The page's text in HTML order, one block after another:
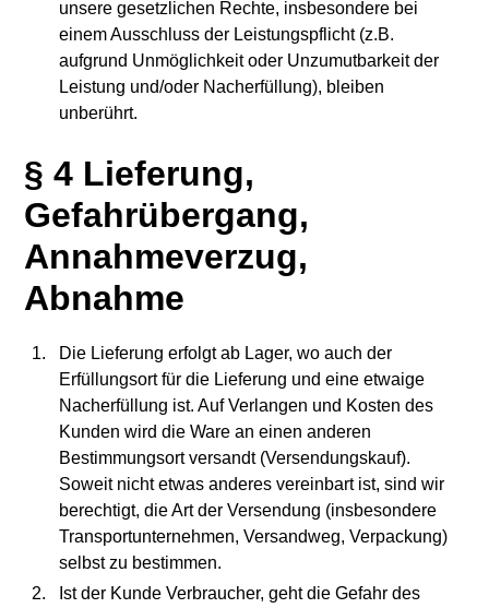
unsere gesetzlichen Rechte, insbesondere bei
einem Ausschluss der Leistungspflicht (z.B.
aufgrund Unmöglichkeit oder Unzumutbarkeit der
Leistung und/oder Nacherfüllung), bleiben
unberührt.
§ 4 Lieferung,
Gefahrübergang,
Annahmeverzug,
Abnahme
Die Lieferung erfolgt ab Lager, wo auch der
Erfüllungsort für die Lieferung und eine etwaige
Nacherfüllung ist. Auf Verlangen und Kosten des
Kunden wird die Ware an einen anderen
Bestimmungsort versandt (Versendungskauf).
Soweit nicht etwas anderes vereinbart ist, sind wir
berechtigt, die Art der Versendung (insbesondere
Transportunternehmen, Versandweg, Verpackung)
selbst zu bestimmen.
Ist der Kunde Verbraucher, geht die Gefahr des